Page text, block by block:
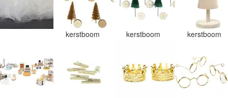
kerstboom kerstboom kerstboom